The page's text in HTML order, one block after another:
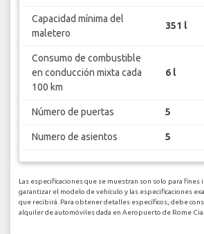
Capacidad mínima del
maletero
351 l
Consumo de combustible
en conducción mixta cada
100 km
6 l
Número de puertas 5
Numero de asientos 5
Las especificaciones que se muestran son solo para
garantizar el modelo de vehículo y las especificaciones
que recibirá. Para obtener detalles específicos, debe
alquiler de automóviles dada en Aeropuerto de Rome